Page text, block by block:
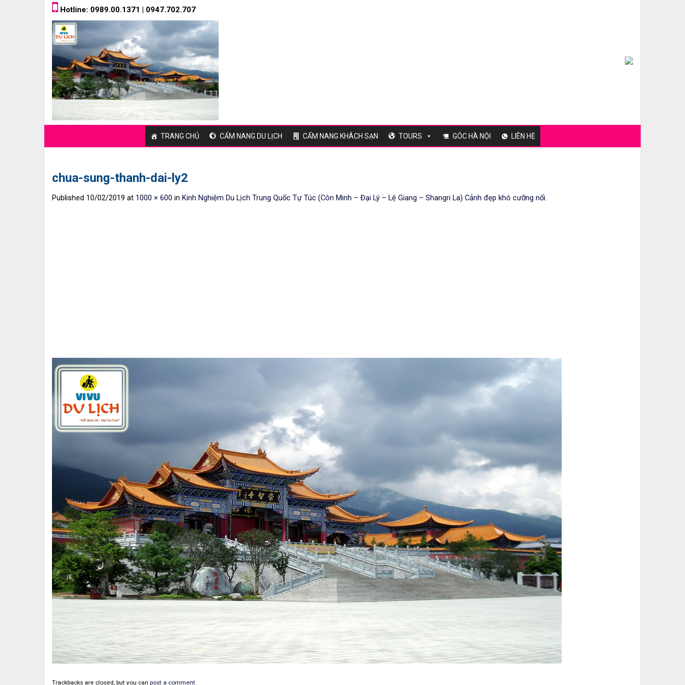
Skip
content
Hotline: 0989.00.1371 | 0947.702.707
TRANG CHỦ CẨM NANG DU LỊCH CẨM NANG KHÁCH SẠN TOURS GÓC HÀ NỘI LIÊN HỆ
chua-sung-thanh-dai-ly2
Published 10/02/2019 at 1000 × 600 in Kinh Nghiệm Du Lịch Trung Quốc Tự Túc (Côn Minh – Đại Lý – Lệ Giang – Shangri La) Cảnh đẹp khó cưỡng nổi.
Trackbacks are closed, but you can post a comment.